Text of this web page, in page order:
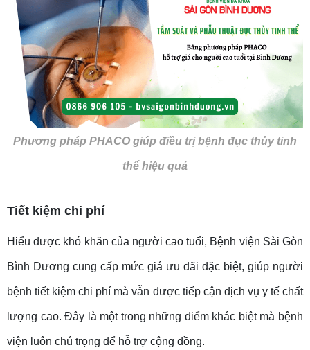
Phương pháp PHACO giúp điều trị bệnh đục thủy tinh
thể hiệu quả
Tiết kiệm chi phí
Hiểu được khó khăn của người cao tuổi, Bệnh viện Sài Gòn
Bình Dương cung cấp mức giá ưu đãi đặc biệt, giúp người
bệnh tiết kiệm chi phí mà vẫn được tiếp cận dịch vụ y tế chất
lượng cao. Đây là một trong những điểm khác biệt mà bệnh
viện luôn chú trọng để hỗ trợ cộng đồng.